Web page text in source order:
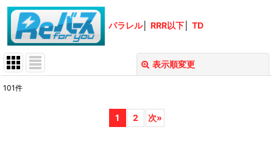
パラレル│ RRR以下 TD
表示順変更
101件
1 2 次»